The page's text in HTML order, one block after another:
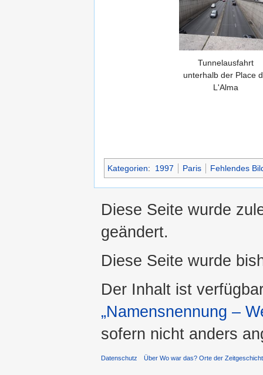
Tunnelausfahrt
unterhalb der Place
L'Alma
Kategorien: 1997 Paris Fehlendes
Diese Seite wurde
geändert.
Diese Seite wurde
Der Inhalt ist
„Namensnennung –
sofern nicht anders
Datenschutz Über Wo war das? Orte der